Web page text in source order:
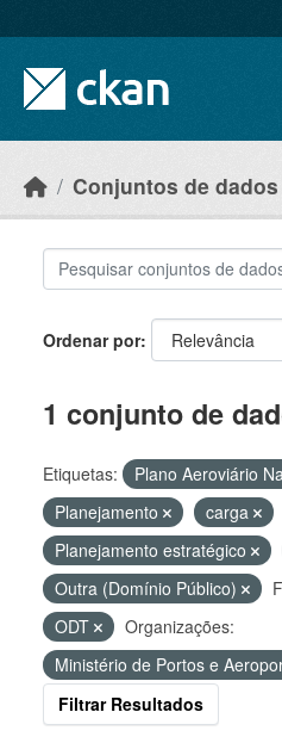
Conjuntos de dados
Ordenar por
1 conjunto de
Etiquetas:
Plano Aeroviário
Planejamento
carga
Planejamento estratégico
Outra (Domínio Público)
ODT
Organizações:
Ministério de Portos e
Filtrar Resultados